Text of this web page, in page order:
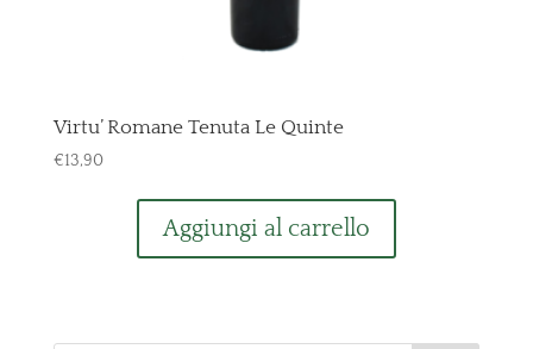
Virtu’ Romane Tenuta Le Quinte
€13,90
Aggiungi al carrello